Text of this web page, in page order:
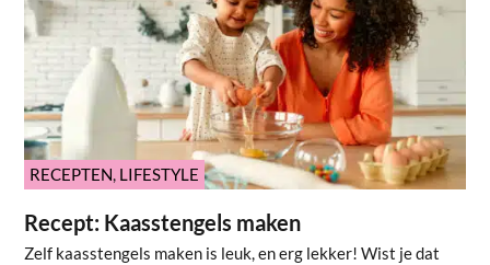
RECEPTEN, LIFESTYLE
Recept: Kaasstengels maken
Zelf kaasstengels maken is leuk, en erg lekker! Wist je dat